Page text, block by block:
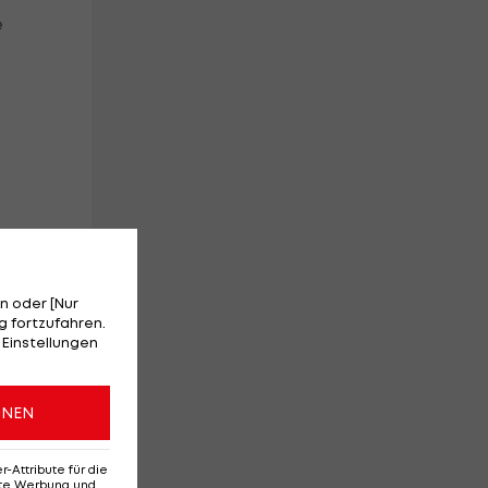
oder [Nur
fortzufahren.
Attribute für die
Werbung und